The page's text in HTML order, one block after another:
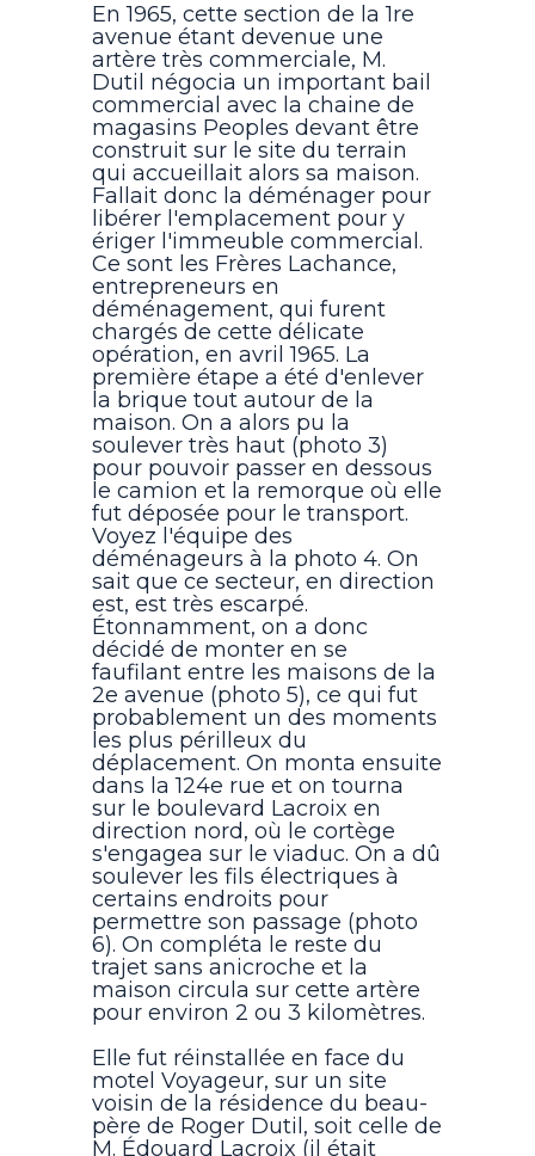
En 1965, cette section de la 1re
avenue étant devenue une
artère très commerciale, M.
Dutil négocia un important bail
commercial avec la chaine de
magasins Peoples devant être
construit sur le site du terrain
qui accueillait alors sa maison.
Fallait donc la déménager pour
libérer l'emplacement pour y
ériger l'immeuble commercial.
Ce sont les Frères Lachance,
entrepreneurs en
déménagement, qui furent
chargés de cette délicate
opération, en avril 1965. La
première étape a été d'enlever
la brique tout autour de la
maison. On a alors pu la
soulever très haut (photo 3)
pour pouvoir passer en dessous
le camion et la remorque où elle
fut déposée pour le transport.
Voyez l'équipe des
déménageurs à la photo 4. On
sait que ce secteur, en direction
est, est très escarpé.
Étonnamment, on a donc
décidé de monter en se
faufilant entre les maisons de la
2e avenue (photo 5), ce qui fut
probablement un des moments
les plus périlleux du
déplacement. On monta ensuite
dans la 124e rue et on tourna
sur le boulevard Lacroix en
direction nord, où le cortège
s'engagea sur le viaduc. On a dû
soulever les fils électriques à
certains endroits pour
permettre son passage (photo
6). On compléta le reste du
trajet sans anicroche et la
maison circula sur cette artère
pour environ 2 ou 3 kilomètres.
Elle fut réinstallée en face du
motel Voyageur, sur un site
voisin de la résidence du beau-
père de Roger Dutil, soit celle de
M. Édouard Lacroix (il était